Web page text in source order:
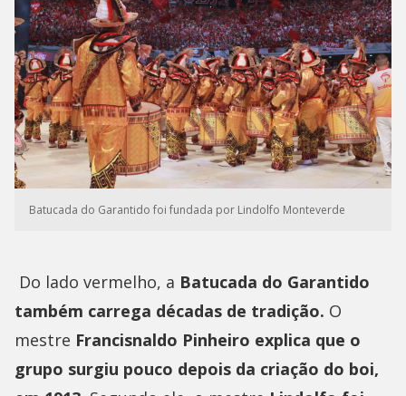
Batucada do Garantido foi fundada por Lindolfo Monteverde
Do lado vermelho, a Batucada do Garantido
também carrega décadas de tradição. O
mestre Francisnaldo Pinheiro explica que o
grupo surgiu pouco depois da criação do boi,